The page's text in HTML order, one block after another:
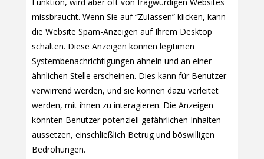
Funktion, wird aber oft von fragwürdigen Websites
missbraucht. Wenn Sie auf “Zulassen” klicken, kann
die Website Spam-Anzeigen auf Ihrem Desktop
schalten. Diese Anzeigen können legitimen
Systembenachrichtigungen ähneln und an einer
ähnlichen Stelle erscheinen. Dies kann für Benutzer
verwirrend werden, und sie können dazu verleitet
werden, mit ihnen zu interagieren. Die Anzeigen
könnten Benutzer potenziell gefährlichen Inhalten
aussetzen, einschließlich Betrug und böswilligen
Bedrohungen.